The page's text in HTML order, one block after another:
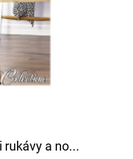
rukávy a no...